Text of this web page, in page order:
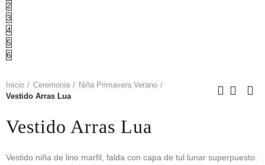
2
3
4
5
6
Inicio Ceremonia
Niña Primavera Verano
Vestido Arras Lua
Vestido Arras Lua
Vestido niña de lino marfil, falda con capa de tul lunar superpuesto.